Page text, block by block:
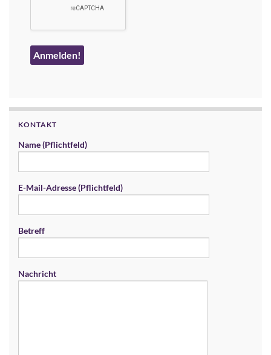
KONTAKT
Name (Pflichtfeld)
E-Mail-Adresse (Pflichtfeld)
Betreff
Nachricht